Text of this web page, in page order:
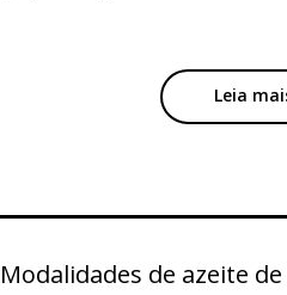
Leia
Modalidades de azeite